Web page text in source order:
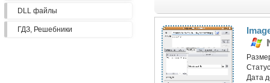
DLL файлы
ГДЗ, Решебники
Дата